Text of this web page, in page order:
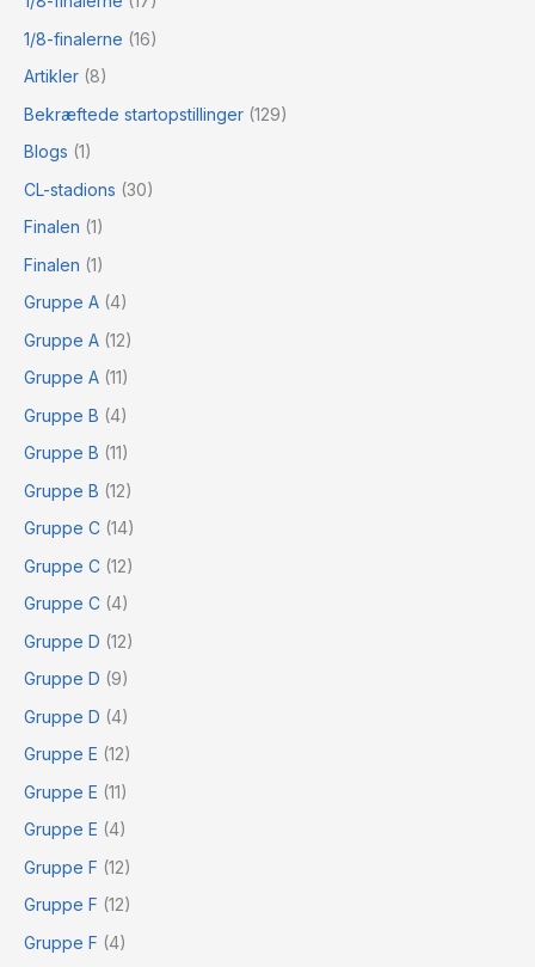
1/8-finalerne (16)
Artikler (8)
Bekræftede startopstillinger (129)
Blogs (1)
CL-stadions (30)
Finalen (1)
Finalen (1)
Gruppe A (4)
Gruppe A (12)
Gruppe A (11)
Gruppe B (4)
Gruppe B (11)
Gruppe B (12)
Gruppe C (14)
Gruppe C (12)
Gruppe C (4)
Gruppe D (12)
Gruppe D (9)
Gruppe D (4)
Gruppe E (12)
Gruppe E (11)
Gruppe E (4)
Gruppe F (12)
Gruppe F (12)
Gruppe F (4)